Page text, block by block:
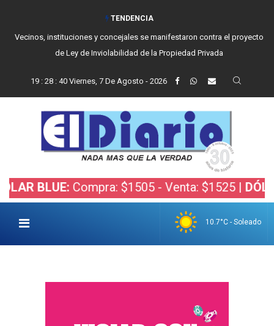
TENDENCIA
Vecinos, instituciones y concejales se manifestaron contra el proyecto
de Ley de Inviolabilidad de la Propiedad Privada
19: 28: 40 Viernes, 7 De Agosto - 2026
BLUE:Compra: $1505 - Venta: $1525 |DÓLAR
10.7°C - Soleado